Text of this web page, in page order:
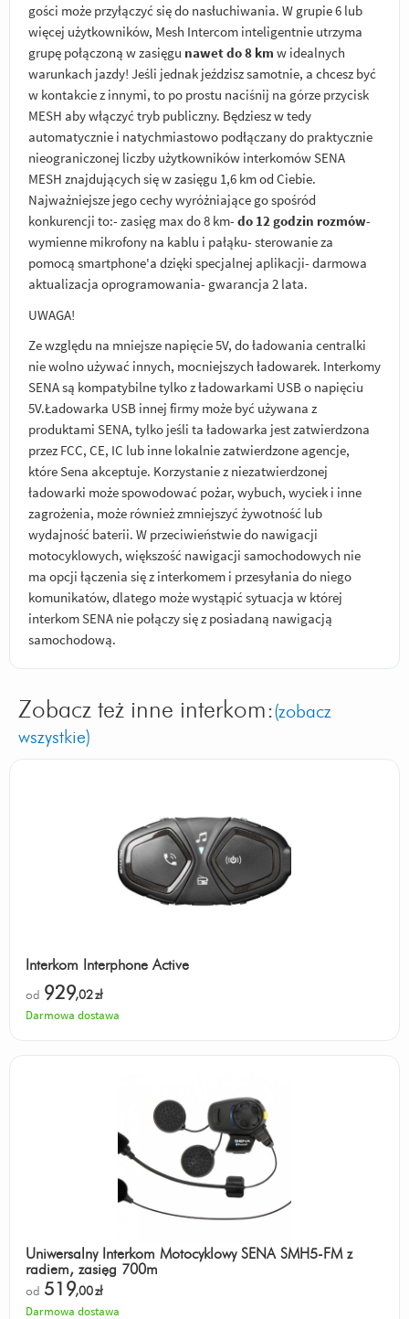
gości może przyłączyć się do nasłuchiwania. W grupie 6 lub
więcej użytkowników, Mesh Intercom inteligentnie utrzyma
grupę połączoną w zasięgu nawet do 8 km w idealnych
warunkach jazdy! Jeśli jednak jeździsz samotnie, a chcesz być
w kontakcie z innymi, to po prostu naciśnij na górze przycisk
MESH aby włączyć tryb publiczny. Będziesz w tedy
automatycznie i natychmiastowo podłączany do praktycznie
nieograniczonej liczby użytkowników interkomów SENA
MESH znajdujących się w zasięgu 1,6 km od Ciebie.
Najważniejsze jego cechy wyróżniające go spośród
konkurencji to:- zasięg max do 8 km- do 12 godzin rozmów-
wymienne mikrofony na kablu i pałąku- sterowanie za
pomocą smartphone'a dzięki specjalnej aplikacji- darmowa
aktualizacja oprogramowania- gwarancja 2 lata.
UWAGA!
Ze względu na mniejsze napięcie 5V, do ładowania centralki
nie wolno używać innych, mocniejszych ładowarek. Interkomy
SENA są kompatybilne tylko z ładowarkami USB o napięciu
5V.Ładowarka USB innej firmy może być używana z
produktami SENA, tylko jeśli ta ładowarka jest zatwierdzona
przez FCC, CE, IC lub inne lokalnie zatwierdzone agencje,
które Sena akceptuje. Korzystanie z niezatwierdzonej
ładowarki może spowodować pożar, wybuch, wyciek i inne
zagrożenia, może również zmniejszyć żywotność lub
wydajność baterii. W przeciwieństwie do nawigacji
motocyklowych, większość nawigacji samochodowych nie
ma opcji łączenia się z interkomem i przesyłania do niego
komunikatów, dlatego może wystąpić sytuacja w której
interkom SENA nie połączy się z posiadaną nawigacją
samochodową.
Zobacz też inne interkom:(zobacz
wszystkie)
Interkom Interphone Active
od 929,02zł
Darmowa dostawa
Uniwersalny Interkom Motocyklowy SENA SMH5-FM z
radiem, zasięg 700m
od 519,00zł
Darmowa dostawa